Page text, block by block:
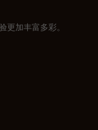
更加丰富多彩。